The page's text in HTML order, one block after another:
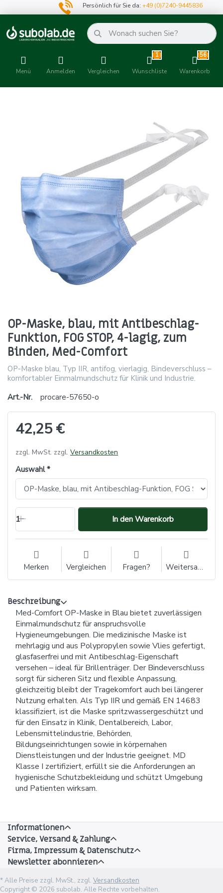
Persönlich für Sie da:+49 (0)7240-9445836
Menü Anmelden Vergleichen
1
Wunschliste
56
Warenkorb
OP-Maske, blau, mit Antibeschlag-
Funktion, FOG STOP, 4-lagig, zum
Binden, Med-Comfort
OP-Maske blau, Typ IIR, antifog, vierlagig, Bindeverschluss –
komfortabler Einmalmundschutz für Klinik und Industrie.
Art.-Nr.
procare-57650-o
42,25 €
zzgl. MwSt. zzgl. Versandkosten
Auswahl
1 In den Warenkorb
Merken Vergleichen Fragen? Weitersagen
Beschreibung
Med-Comfort OP-Maske in Blau bietet zuverlässigen
Einmalmundschutz für anspruchsvolle
Hygieneumgebungen. Die medizinische Maske ist
mehrlagig und aus Polypropylen sowie Vlies gefertigt,
glasfaserfrei und mit Antibeschlag-Eigenschaft
versehen – ideal für Brillenträger. Der Bindeverschluss
sorgt für sicheren Sitz und flexible Anpassung,
gleichzeitig bleibt der Tragekomfort auch bei längerer
Nutzung erhalten. Als Typ IIR und gemäß EN 14683
klassifiziert, ist die Maske spritzwassergeschützt und
für den Einsatz in Klinik, Dentalbereich, Labor,
Lebensmittelindustrie, Behörden,
Bildungseinrichtungen sowie in körpernahen
Dienstleistungen und der Industrie geeignet. MD
Klasse I zertifiziert, erfüllt sie die Anforderungen an
hygienische Schutzbekleidung und schützt Umgebung
und Patienten wirksam.
Informationen
Service, Versand & Zahlung
Firma, Impressum & Datenschutz
Newsletter abonnieren
* Alle Preise zzgl. MwSt., zzgl. Versandkosten
Copyright © 2026 subolab. Alle Rechte vorbehalten.